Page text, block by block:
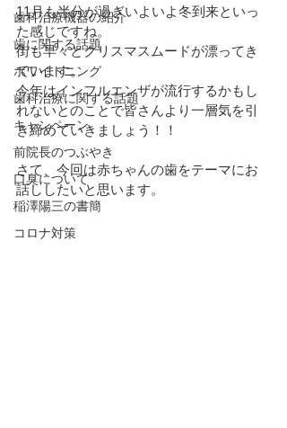
歯科治療機器の紹介
歯に関する話題
ホワイトニング
歯科治療に関する話題
キャンペーン
前院長のつぶやき
口臭について
稲澤陽三の書簡
コロナ対策
11月も半分が過ぎいよいよ冬到来といっ
た感じですね。
街も早々とクリスマスムードが漂ってき
ています。
今年はインフルエンザが流行するかもし
れないとのことで皆さんより一層気を引
き締めていきましょう！！
さて、今回は赤ちゃんの歯をテーマにお
話ししたいと思います。